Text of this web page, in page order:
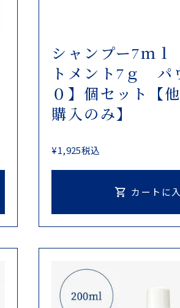
シャンプー7ｍ
トメント7ｇ パ
０】個セット【
購入のみ】
¥1,925税込
カートに